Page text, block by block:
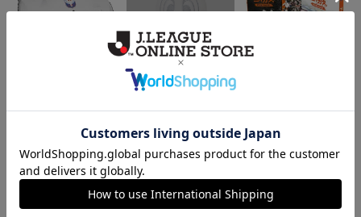
30周年記念アルビくんぬ
テルニイガタ ―受け継が
トピックス
新潟
タオル・リストバンドを豊富にラインナップ！